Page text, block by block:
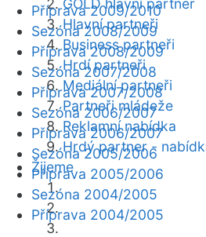
GOLD hlavní partner
Hlavní partneři
Business partneři
Hrdí partneři
Mediální partneři
Partneři mládeže
Reklamní nabídka
Hrdý partner -
Žijeme
Příprava 2009/2010
Sezóna 2008/2009
Příprava 2008/2009
Sezóna 2007/2008
Příprava 2007/2008
Sezóna 2006/2007
Příprava 2006/2007
Sezóna 2005/2006
Příprava 2005/2006
Sezóna 2004/2005
Příprava 2004/2005